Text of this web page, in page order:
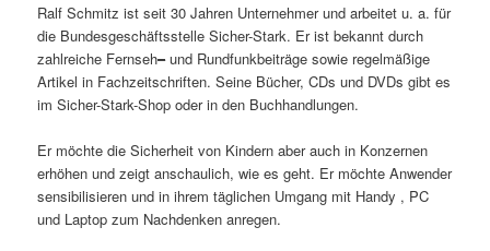
Ralf Schmitz ist seit 30 Jahren Unternehmer und arbeitet u. a. für
die Bundesgeschäftsstelle Sicher-Stark. Er ist bekannt durch
zahlreiche Fernseh–und Rundfunkbeiträge sowie regelmäßige
Artikel in Fachzeitschriften. Seine Bücher, CDs und DVDs gibt es
im Sicher-Stark-Shop oder in den Buchhandlungen.
Er möchte die Sicherheit von Kindern aber auch in Konzernen
erhöhen und zeigt anschaulich, wie es geht. Er möchte Anwender
sensibilisieren und in ihrem täglichen Umgang mit Handy , PC
und Laptop zum Nachdenken anregen.